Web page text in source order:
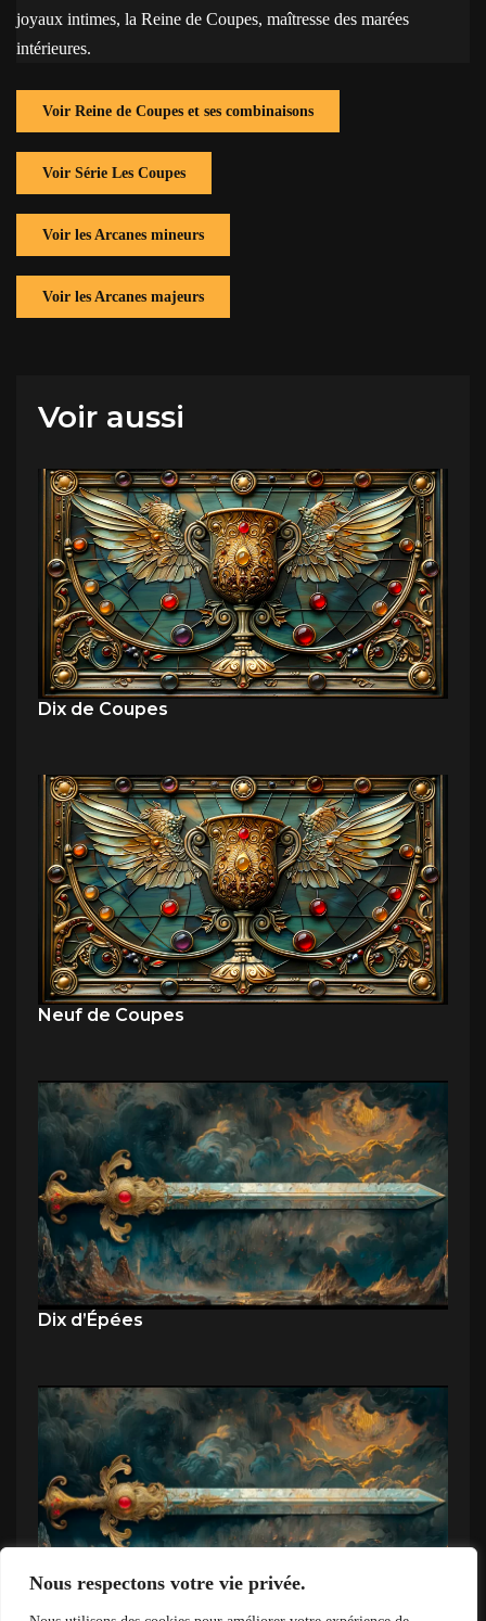
Nous respectons votre vie privée.
joyaux intimes, la Reine de Coupes, maîtresse des marées
intérieures.
Voir Reine de Coupes et ses combinaisons
Voir Série Les Coupes
Voir les Arcanes mineurs
Voir les Arcanes majeurs
Voir aussi
Dix de Coupes
Neuf de Coupes
Dix d’Épées